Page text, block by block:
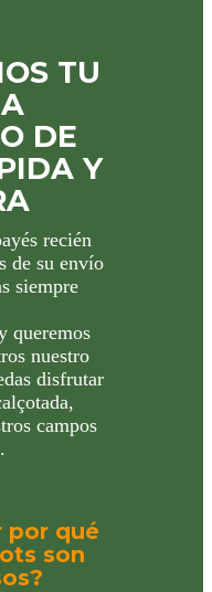
TU
DE
Y
recién
de su envío
siempre
queremos
nuestro
disfrutar
campos
por qué
son